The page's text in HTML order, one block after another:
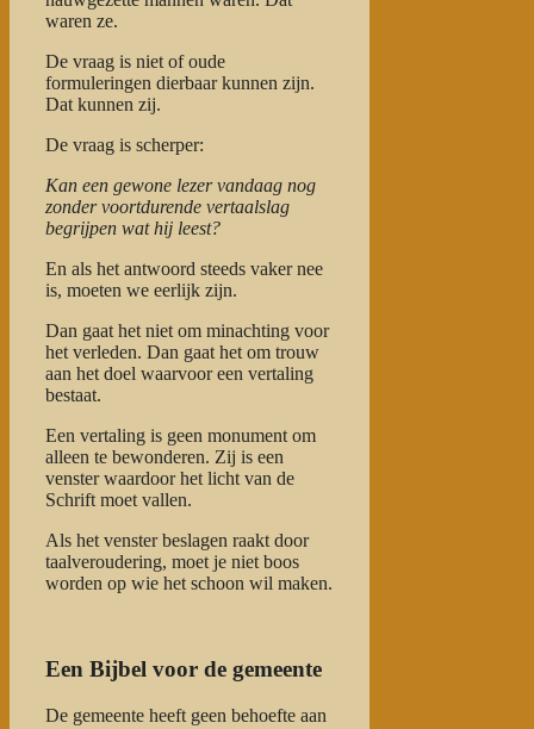
waren ze.
De vraag is niet of oude
formuleringen dierbaar kunnen zijn.
Dat kunnen zij.
De vraag is scherper:
Kan een gewone lezer vandaag nog
zonder voortdurende vertaalslag
begrijpen wat hij leest?
En als het antwoord steeds vaker nee
is, moeten we eerlijk zijn.
Dan gaat het niet om minachting voor
het verleden. Dan gaat het om trouw
aan het doel waarvoor een vertaling
bestaat.
Een vertaling is geen monument om
alleen te bewonderen. Zij is een
venster waardoor het licht van de
Schrift moet vallen.
Als het venster beslagen raakt door
taalveroudering, moet je niet boos
worden op wie het schoon wil maken.
Een Bijbel voor de gemeente
De gemeente heeft geen behoefte aan